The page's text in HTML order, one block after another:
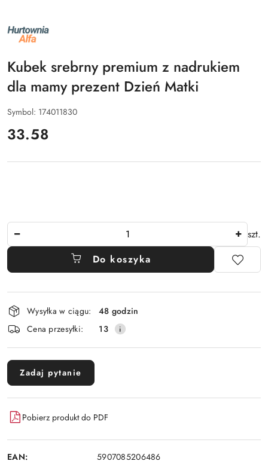
NAZWA
PRODUCENTA:
ALFA
Kubek srebrny premium z nadrukiem
dla mamy prezent Dzień Matki
Symbol: 174011830
cena:
33.58
szt.
Do koszyka
Dostępność
i
dostawa
Wysyłka w ciągu:
48 godzin
Cena przesyłki:
13
Zadaj pytanie
Pobierz produkt do PDF
EAN: 5907085206486